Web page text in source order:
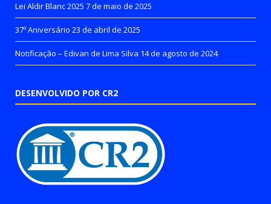
Lei Aldir Blanc 2025 7 de maio de 2025
37º Aniversário 23 de abril de 2025
Notificação – Edivan de Lima Silva 14 de agosto de 2024
DESENVOLVIDO POR CR2